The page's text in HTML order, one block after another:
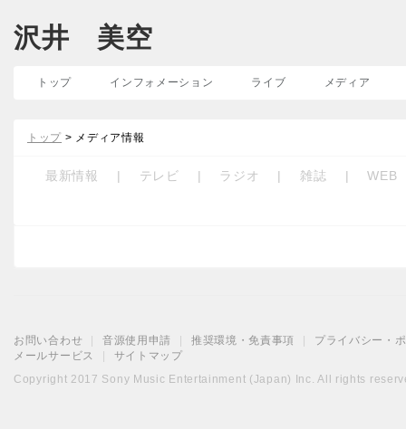
沢井 美空
トップ インフォメーション ライブ メディア
トップ > メディア情報
最新情報 | テレビ | ラジオ | 雑誌 | WEB
お問い合わせ 音源使用申請 推奨環境・免責事項
プライバシー・
メールサービス
サイトマップ
Copyright 2017 Sony Music Entertainment (Japan) Inc. All rights